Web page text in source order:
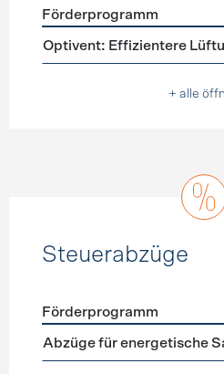
Förderprogramme Lüftung
Förderprogramm
Optivent: Effizientere
+ alle
Steuerabzüge
Förderprogramme
Förderprogramm
Abzüge für energetische